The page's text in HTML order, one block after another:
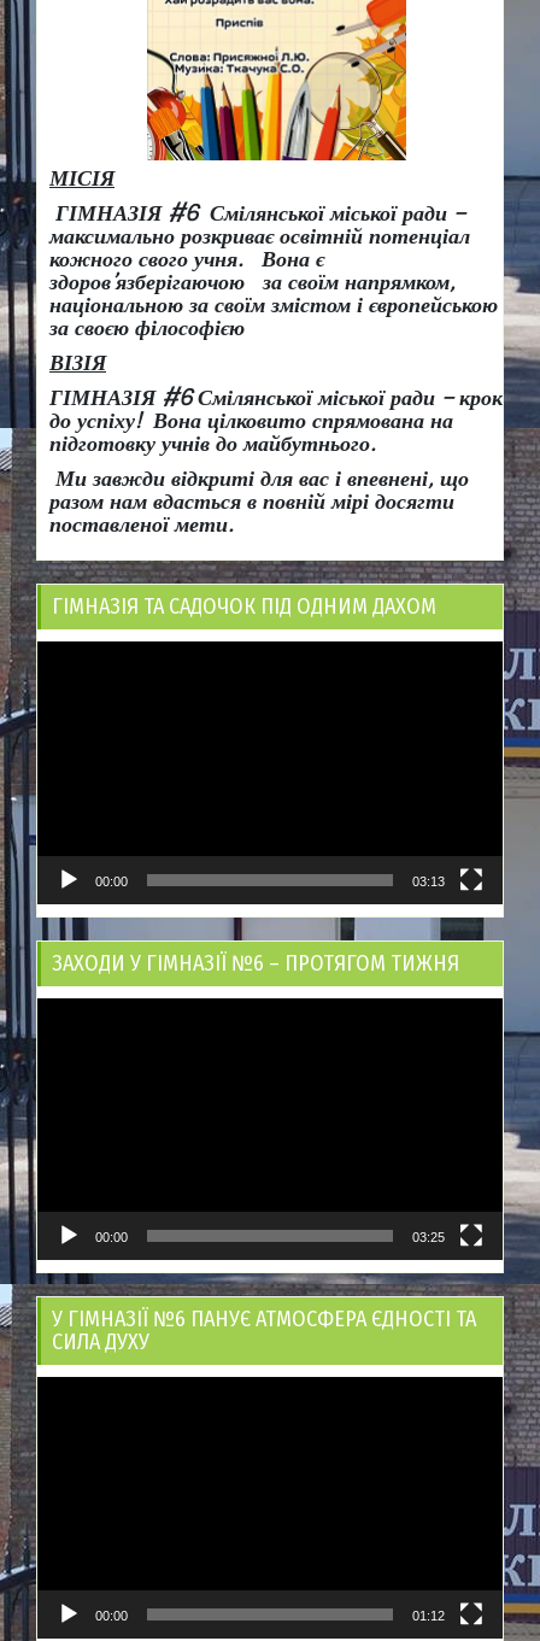
МІСІЯ
ГІМНАЗІЯ #6 Смілянської міської ради –
максимально розкриває освітній потенціал
кожного свого учня.
Вона є
здоров’язберігаючою за своїм напрямком,
національною за своїм змістом і європейською
за своєю філософією
ВІЗІЯ
ГІМНАЗІЯ #6 Смілянської міської ради – крок
до успіху! Вона цілковито спрямована на
підготовку учнів до майбутнього.
Ми завжди відкриті для вас і впевнені, що
разом нам вдасться в повній мірі досягти
поставленої мети.
ГІМНАЗІЯ ТА САДОЧОК ПІД ОДНИМ ДАХОМ
00:00 03:13
ЗАХОДИ У ГІМНАЗІЇ №6 – ПРОТЯГОМ ТИЖНЯ
00:00 03:25
У ГІМНАЗІЇ №6 ПАНУЄ АТМОСФЕРА ЄДНОСТІ ТА
СИЛА ДУХУ
00:00 01:12